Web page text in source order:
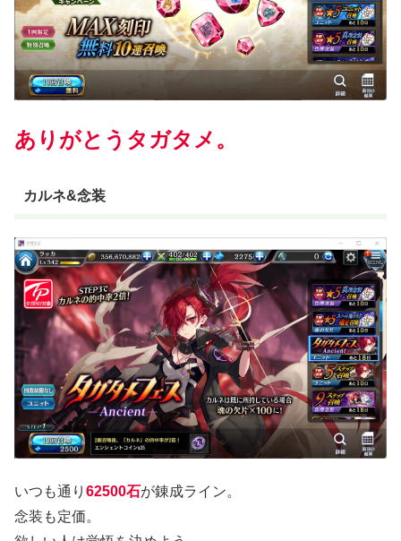
ありがとうタガタメ。
カルネ&念装
いつも通り 62500石が錬成ライン。
念装も定価。